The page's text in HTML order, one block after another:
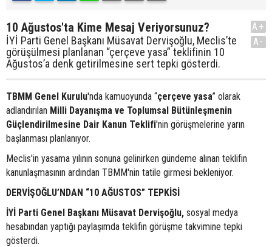
10 Ağustos'ta Kime Mesaj Veriyorsunuz?
İYİ Parti Genel Başkanı Müsavat Dervişoğlu, Meclis’te
görüşülmesi planlanan “çerçeve yasa” teklifinin 10
Ağustos’a denk getirilmesine sert tepki gösterdi.
A+
A-
TBMM Genel Kurulu'nda kamuoyunda “çerçeve yasa” olarak
adlandırılan Milli Dayanışma ve Toplumsal Bütünleşmenin
Güçlendirilmesine Dair Kanun Teklifi'nin görüşmelerine yarın
başlanması planlanıyor.
Meclis'in yasama yılının sonuna gelinirken gündeme alınan teklifin
kanunlaşmasının ardından TBMM'nin tatile girmesi bekleniyor.
DERVİŞOĞLU’NDAN “10 AĞUSTOS” TEPKİSİ
İYİ Parti Genel Başkanı Müsavat Dervişoğlu, sosyal medya
hesabından yaptığı paylaşımda teklifin görüşme takvimine tepki
gösterdi.